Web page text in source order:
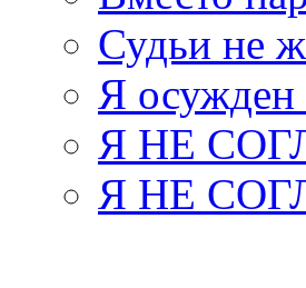
Судьи не
Я осужден
Я НЕ
Я НЕ